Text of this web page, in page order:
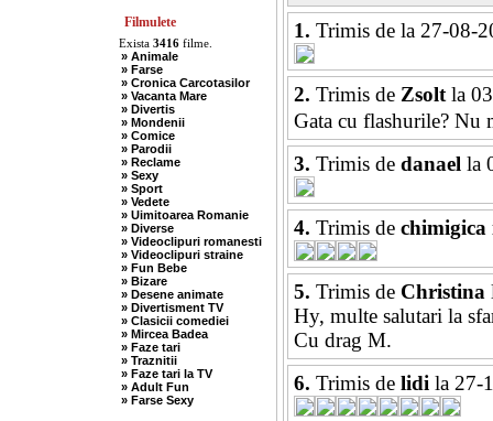
Filmulete
Exista 3416filme.
» Animale
» Farse
» Cronica Carcotasilor
» Vacanta Mare
» Divertis
» Mondenii
» Comice
» Parodii
» Reclame
» Sexy
» Sport
» Vedete
» Uimitoarea Romanie
» Diverse
» Videoclipuri romanesti
» Videoclipuri straine
» Fun Bebe
» Bizare
» Desene animate
» Divertisment TV
» Clasicii comediei
» Mircea Badea
» Faze tari
» Traznitii
» Faze tari la TV
» Adult Fun
» Farse Sexy
1. Trimis de la 27-08-
2. Trimis de Zsoltla
Gata cu flashurile? Nu
3. Trimis de danaella
4. Trimis de chimigica
5. Trimis de Christina
Hy, multe salutari la
Cu drag M.
6. Trimis de lidila 27-